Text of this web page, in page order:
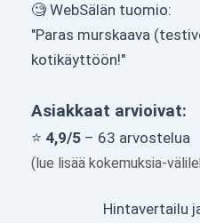
🧐 WebSälän tuomio:
"Paras murskaava
kotikäyttöön!"
Asiakkaat arvioivat:
⭐ 4,9/5 – 63 arvostelua
(lue lisää kokemuksia-
Hintavertailu